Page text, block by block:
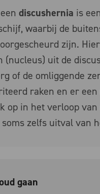
discushernia is
waarbij de
zijn.
(nucleus) uit de
of de omliggende
raken en er een
op in het verloop
zelfs uitval van
gaan